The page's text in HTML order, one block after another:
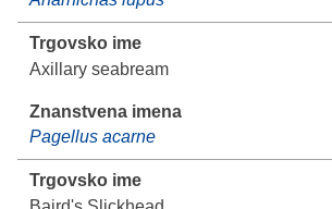
Axillary seabream
Pagellus acarne